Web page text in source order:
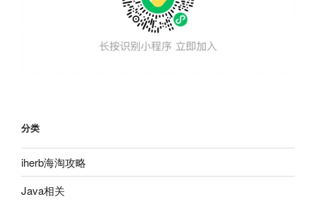
分类
iherb海淘攻略
Java相关